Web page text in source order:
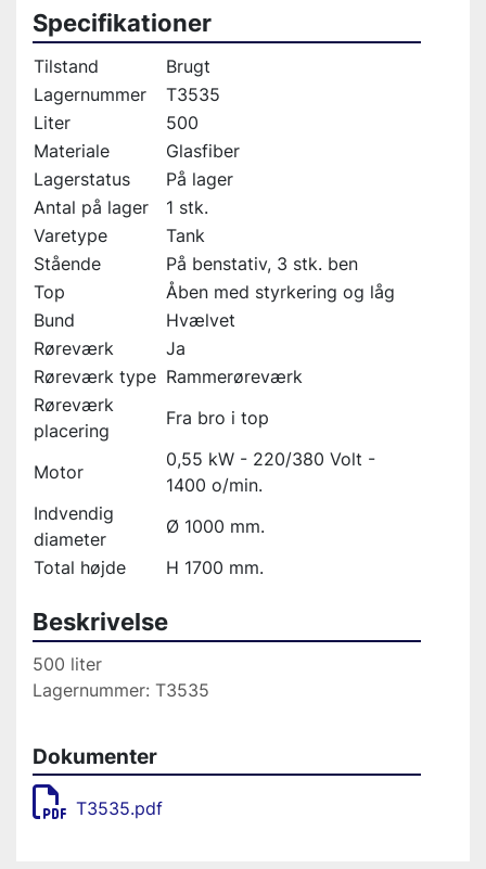
Specifikationer
Tilstand
Brugt
Lagernummer
T3535
Liter
500
Materiale
Glasfiber
Lagerstatus
På lager
Antal på lager
1 stk.
Varetype
Tank
Stående
På benstativ, 3 stk. ben
Top
Åben med styrkering og låg
Bund
Hvælvet
Røreværk
Ja
Røreværk type Rammerøreværk
Røreværk
placering
Fra bro i top
Motor
0,55 kW - 220/380 Volt -
1400 o/min.
Indvendig
diameter
Ø 1000 mm.
Total højde
H 1700 mm.
Beskrivelse
500 liter
Lagernummer: T3535
Dokumenter
T3535.pdf